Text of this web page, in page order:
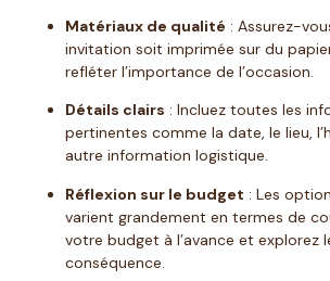
Matériaux de qualité : Assurez-
invitation soit imprimée sur du
refléter l’importance de l’occasion.
Détails clairs : Incluez toutes les
pertinentes comme la date, le lieu,
autre information logistique.
Réflexion sur le budget : Les
varient grandement en termes de
votre budget à l’avance et explorez
conséquence.